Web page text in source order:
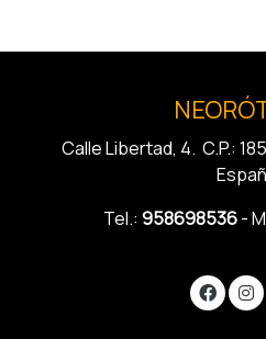
Calle Libertad, 4. C.P.:
Tel.: 958698536-